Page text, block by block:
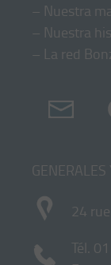
– Nuestra
– Nuestra
– La red
GENERALES
24
Tél.